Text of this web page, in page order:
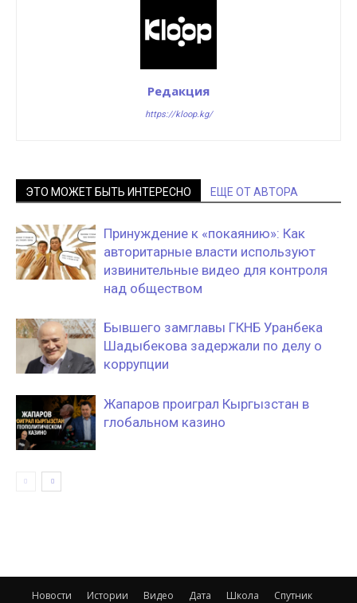
Редакция
https://kloop.kg/
ЭТО МОЖЕТ БЫТЬ ИНТЕРЕСНО ЕЩЕ ОТ АВТОРА
Принуждение к «покаянию»: Как
авторитарные власти используют
извинительные видео для контроля
над обществом
Бывшего замглавы ГКНБ Уранбека
Шадыбекова задержали по делу о
коррупции
Жапаров проиграл Кыргызстан в
глобальном казино
Новости Истории Видео Дата Школа Спутник